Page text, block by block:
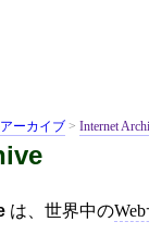
ーカイブ > Internet
は、世界中の